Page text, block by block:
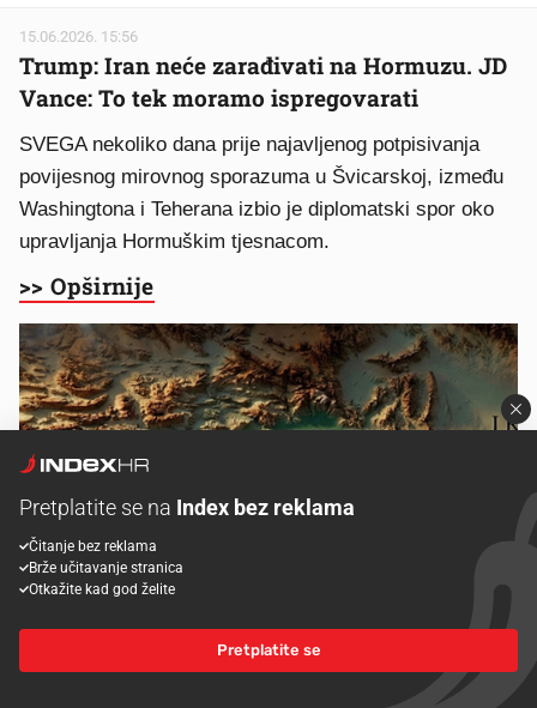
15.06.2026. 15:56
Trump: Iran neće zarađivati na Hormuzu. JD
Vance: To tek moramo ispregovarati
SVEGA nekoliko dana prije najavljenog potpisivanja
povijesnog mirovnog sporazuma u Švicarskoj, između
Washingtona i Teherana izbio je diplomatski spor oko
upravljanja Hormuškim tjesnacom.
>> Opširnije
Pretplatite se na Index bez reklama
Čitanje bez reklama
Brže učitavanje stranica
Otkažite kad god želite
Pretplatite se